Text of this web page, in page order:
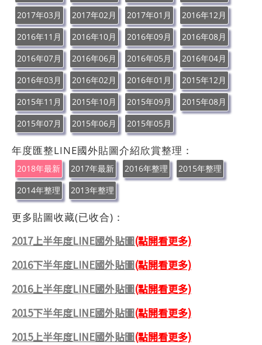
2017年03月
2017年02月 2017年01月
2016年12月
2016年11月
2016年10月 2016年09月
2016年08月
2016年07月
2016年06月 2016年05月
2016年04月
2016年03月
2016年02月 2016年01月
2015年12月
2015年11月
2015年10月 2015年09月
2015年08月
2015年07月
2015年06月 2015年05月
年度匯整LINE國外貼圖介紹欣賞整理：
2018年最新 2017年最新 2016年整理
2015年整理
2014年整理
2013年整理
更多貼圖收藏(已收合)：
2017上半年度LINE國外貼圖(點開看更多)
2016下半年度LINE國外貼圖(點開看更多)
2016上半年度LINE國外貼圖(點開看更多)
2015下半年度LINE國外貼圖(點開看更多)
2015上半年度LINE國外貼圖(點開看更多)